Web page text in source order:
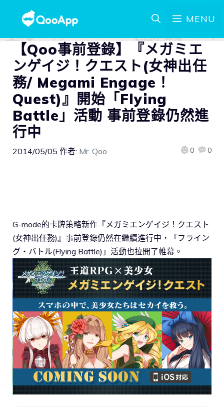
MENU
【Qoo事前登錄】『メガミエ
ンゲイジ！クエスト(女神出任
務/ Megami Engage！
Quest)』開始「Flying
Battle」活動 事前登錄仍然進
行中
2014/05/05 作者: Mr. Qoo 0 0
G-mode的卡牌策略新作『メガミエンゲイジ！クエスト
(女神出任務)』事前登錄仍然在繼續進行中，「フライン
グ・バトル(Flying Battle)」活動也拉開了帷幕。